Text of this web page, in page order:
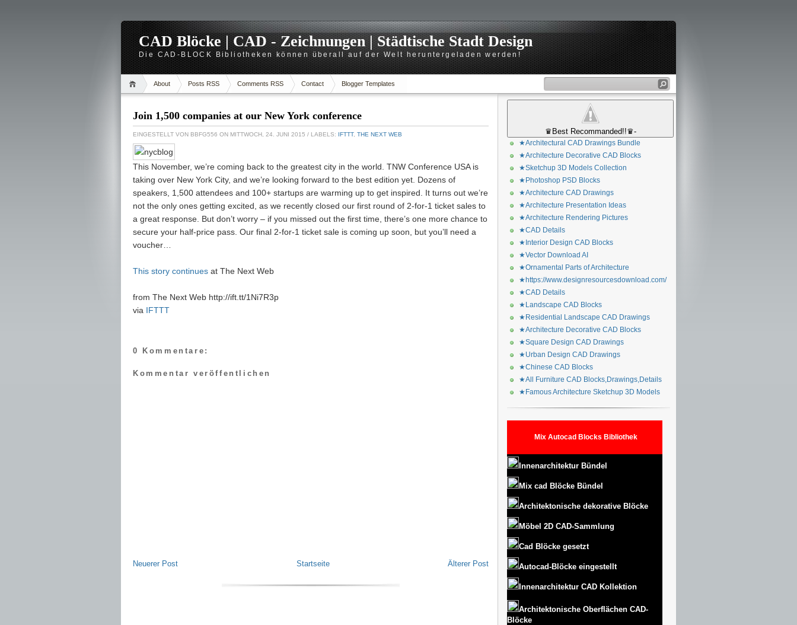
CAD Blöcke | CAD - Zeichnungen | Städtische Stadt Design
Die CAD-BLOCK Bibliotheken können überall auf der Welt heruntergeladen werden!
About Posts RSS Comments RSS Contact Blogger Templates
Join 1,500 companies at our New York conference
EINGESTELLT VON BBFG556 ON MITTWOCH, 24. JUNI 2015 / LABELS: IFTTT, THE NEXT WEB
This November, we’re coming back to the greatest city in the world. TNW Conference USA is
taking over New York City, and we’re looking forward to the best edition yet. Dozens of
speakers, 1,500 attendees and 100+ startups are warming up to get inspired. It turns out we’re
not the only ones getting excited, as we recently closed our first round of 2-for-1 ticket sales to
a great response. But don’t worry – if you missed out the first time, there’s one more chance to
secure your half-price pass. Our final 2-for-1 ticket sale is coming up soon, but you’ll need a
voucher…
This story continues at The Next Web
from The Next Web http://ift.tt/1Ni7R3p
via IFTTT
0 Kommentare:
Kommentar veröffentlichen
Neuerer Post Älterer Post
Startseite
♛Best Recommanded!!♛-
★Architectural CAD Drawings Bundle
★Architecture Decorative CAD Blocks
★Sketchup 3D Models Collection
★Photoshop PSD Blocks
★Architecture CAD Drawings
★Architecture Presentation Ideas
★Architecture Rendering Pictures
★CAD Details
★Interior Design CAD Blocks
★Vector Download AI
★Ornamental Parts of Architecture
★https://www.designresourcesdownload.com/
★CAD Details
★Landscape CAD Blocks
★Residential Landscape CAD Drawings
★Architecture Decorative CAD Blocks
★Square Design CAD Drawings
★Urban Design CAD Drawings
★Chinese CAD Blocks
★All Furniture CAD Blocks,Drawings,Details
★Famous Architecture Sketchup 3D Models
Mix Autocad Blocks Bibliothek
Innenarchitektur Bündel
Mix cad Blöcke Bündel
Architektonische dekorative Blöcke
Möbel 2D CAD-Sammlung
Cad Blöcke gesetzt
Autocad-Blöcke eingestellt
Innenarchitektur CAD Kollektion
Architektonische Oberflächen CAD-
Blöcke